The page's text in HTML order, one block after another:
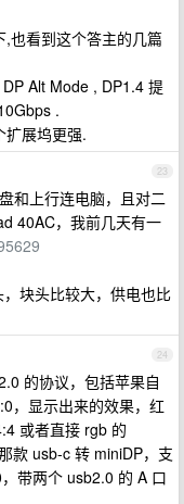
也看到这个答主的几篇
Alt Mode , DP1.4 提
.
扩展坞更强.
23
和上行连电脑，且对二
40AC，我前几天有一
块头比较大，供电也比
24
的协议，包括苹果自
，显示出来的效果，红
或者直接 rgb 的
款 usb-c 转 miniDP，支
带两个 usb2.0 的 A 口